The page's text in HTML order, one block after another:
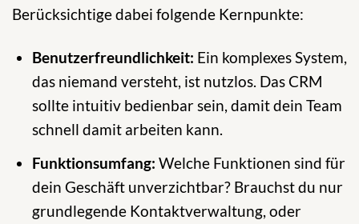
Berücksichtige dabei folgende Kernpunkte:
Benutzerfreundlichkeit: Ein komplexes System,
das niemand versteht, ist nutzlos. Das CRM
sollte intuitiv bedienbar sein, damit dein Team
schnell damit arbeiten kann.
Funktionsumfang: Welche Funktionen sind für
dein Geschäft unverzichtbar? Brauchst du nur
grundlegende Kontaktverwaltung, oder